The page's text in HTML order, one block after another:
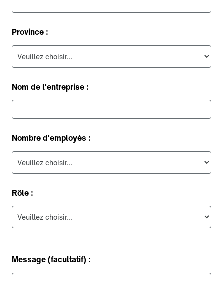
Province :
Nom de l'entreprise :
Nombre d'employés :
Rôle :
Message (facultatif) :